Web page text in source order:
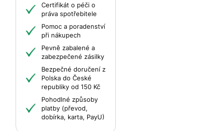
Certifikát o péči o
práva spotřebitele
Pomoc a poradenství
při nákupech
Pevně zabalené a
zabezpečené zásilky
Bezpečné doručení z
Polska do České
republiky od 150 Kč
Pohodlné způsoby
platby (převod,
dobírka, karta, PayU)